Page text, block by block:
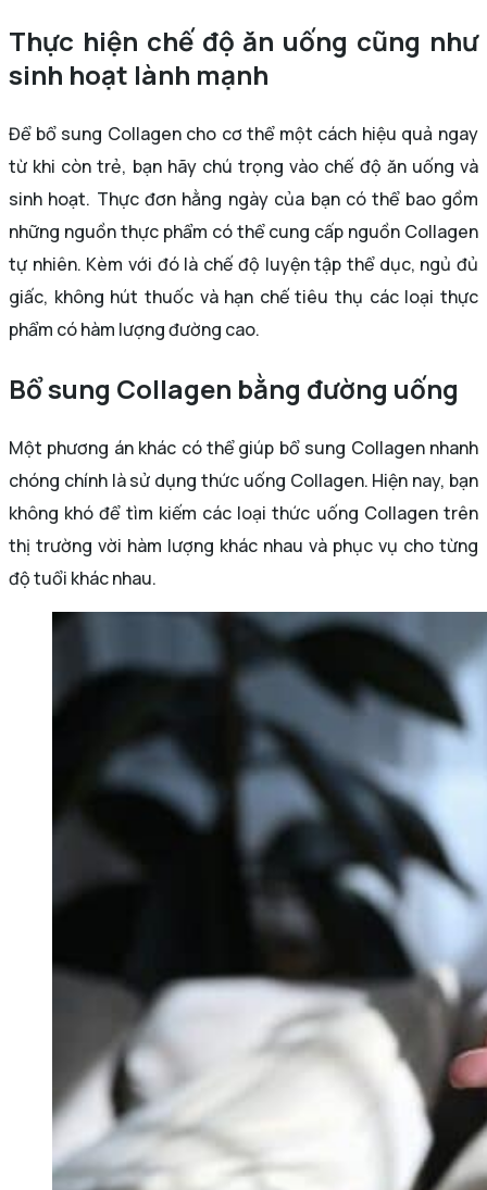
Thực hiện chế độ ăn uống cũng như
sinh hoạt lành mạnh
Để bổ sung Collagen cho cơ thể một cách hiệu quả ngay
từ khi còn trẻ, bạn hãy chú trọng vào chế độ ăn uống và
sinh hoạt. Thực đơn hằng ngày của bạn có thể bao gồm
những nguồn thực phẩm có thể cung cấp nguồn Collagen
tự nhiên. Kèm với đó là chế độ luyện tập thể dục, ngủ đủ
giấc, không hút thuốc và hạn chế tiêu thụ các loại thực
phẩm có hàm lượng đường cao.
Bổ sung Collagen bằng đường uống
Một phương án khác có thể giúp bổ sung Collagen nhanh
chóng chính là sử dụng thức uống Collagen. Hiện nay, bạn
không khó để tìm kiếm các loại thức uống Collagen trên
thị trường vời hàm lượng khác nhau và phục vụ cho từng
độ tuổi khác nhau.